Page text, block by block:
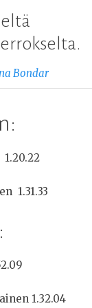
Bondar
1.31.33
1.32.04